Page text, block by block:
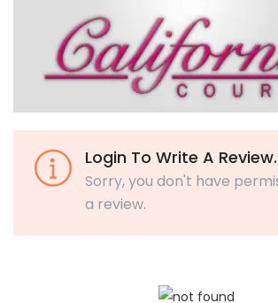
Login To Write A Review.
Sorry, you don't have
a review.